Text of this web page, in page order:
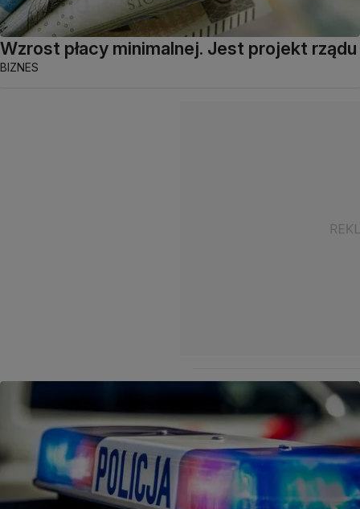
Wzrost płacy minimalnej. Jest projekt rządu
BIZNES